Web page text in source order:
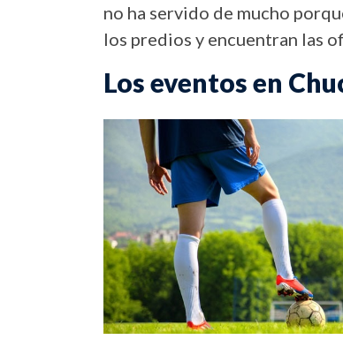
no ha servido de mucho
los predios y encuentran las
Los eventos en